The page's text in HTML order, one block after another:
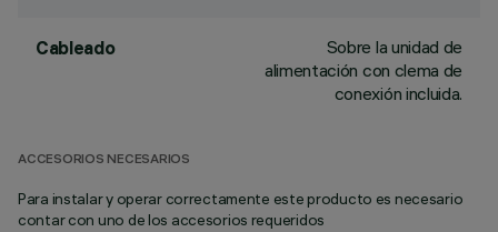
Cableado
Sobre la unidad de
alimentación con clema de
conexión incluida.
ACCESORIOS NECESARIOS
Para instalar y operar correctamente este producto es necesario
contar con uno de los accesorios requeridos